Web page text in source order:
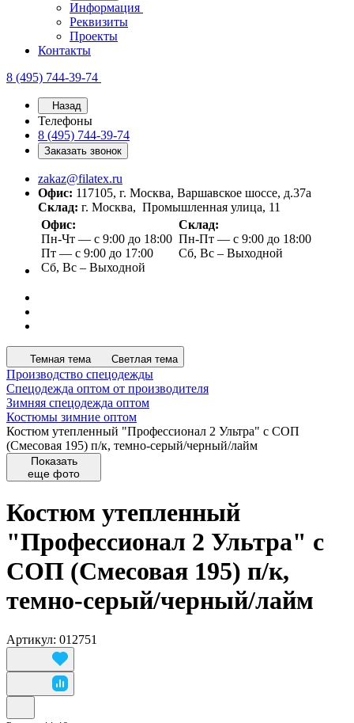
Информация
Реквизиты
Проекты
Контакты
8 (495) 744-39-74
Назад
Телефоны
8 (495) 744-39-74
Заказать звонок
zakaz@filatex.ru
Офис: 117105, г. Москва, Варшавское шоссе, д.37а
Склад: г. Москва, Промышленная улица, 11
Офис:
Пн-Чт — с 9:00 до 18:00
Пт — с 9:00 до 17:00
Сб, Вс – Выходной
Склад:
Пн-Пт — с 9:00 до 18:00
Сб, Вс – Выходной
Темная тема Светлая тема
Производство спецодежды
Спецодежда оптом от производителя
Зимняя спецодежда оптом
Костюмы зимние оптом
Костюм утепленный "Профессионал 2 Ультра" с СОП
(Смесовая 195) п/к, темно-серый/черный/лайм
Показать
еще фото
Костюм утепленный
"Профессионал 2 Ультра" с
СОП (Смесовая 195) п/к,
темно-серый/черный/лайм
Артикул: 012751